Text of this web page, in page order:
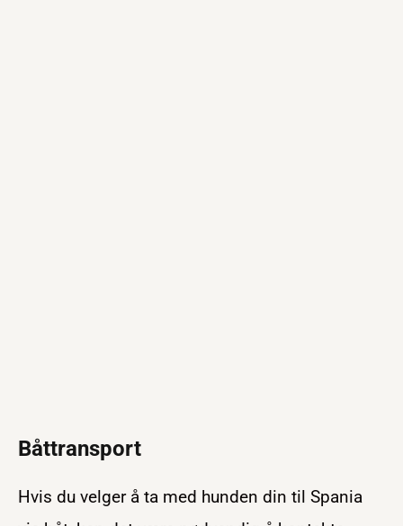
Båttransport
Hvis du velger å ta med hunden din til Spania